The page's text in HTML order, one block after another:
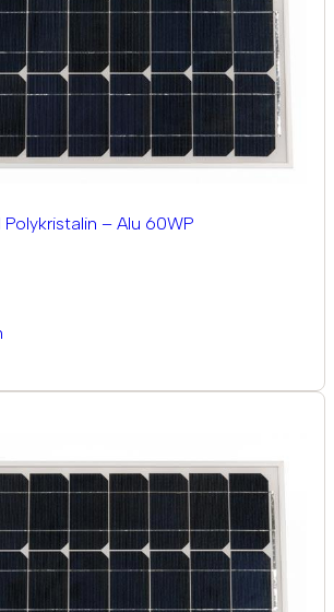
– Alu 60WP